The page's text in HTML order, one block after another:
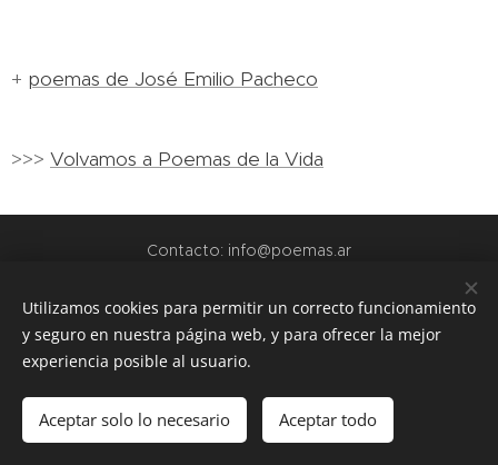
+ poemas de José Emilio Pacheco
>>> Volvamos a Poemas de la Vida
Contacto: info@poemas.ar
webs amigas:
www.teamo.ar
www.dibujos.com.ar
www.siuguarani.com
Cookies
Utilizamos cookies para permitir un correcto funcionamiento
y seguro en nuestra página web, y para ofrecer la mejor
experiencia posible al usuario.
Aceptar solo lo necesario Aceptar todo